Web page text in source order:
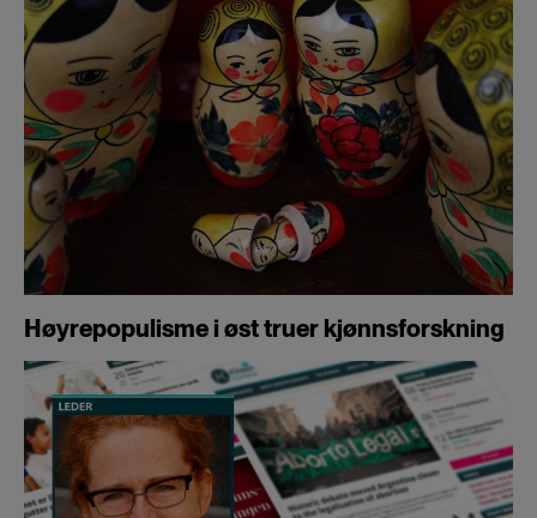
Høyrepopulisme i øst truer kjønnsforskning